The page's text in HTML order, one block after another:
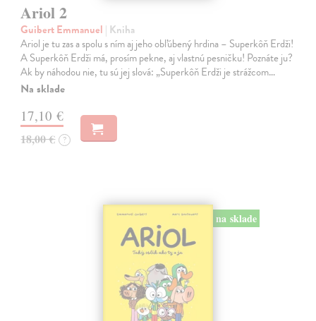
Ariol 2
Guibert Emmanuel | Kniha
Ariol je tu zas a spolu s ním aj jeho obľúbený hrdina – Superkôň Erdži!
A Superkôň Erdži má, prosím pekne, aj vlastnú pesničku! Poznáte ju?
Ak by náhodou nie, tu sú jej slová: „Superkôň Erdži je strážcom…
Na sklade
17,10 €
18,00 € ?
na sklade